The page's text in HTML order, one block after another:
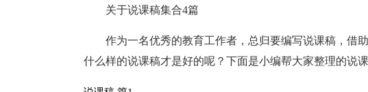
关于说课稿集合4篇
作为一名优秀的教育工作者，总归要编写说课稿，借
什么样的说课稿才是好的呢？下面是小编帮大家整理的说